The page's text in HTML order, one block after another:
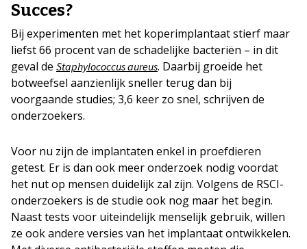
Succes?
Bij experimenten met het koperimplantaat stierf maar
liefst 66 procent van de schadelijke bacteriën – in dit
geval de Staphylococcus aureus. Daarbij groeide het
botweefsel aanzienlijk sneller terug dan bij
voorgaande studies; 3,6 keer zo snel, schrijven de
onderzoekers.
Voor nu zijn de implantaten enkel in proefdieren
getest. Er is dan ook meer onderzoek nodig voordat
het nut op mensen duidelijk zal zijn. Volgens de RSCI-
onderzoekers is de studie ook nog maar het begin.
Naast tests voor uiteindelijk menselijk gebruik, willen
ze ook andere versies van het implantaat ontwikkelen.